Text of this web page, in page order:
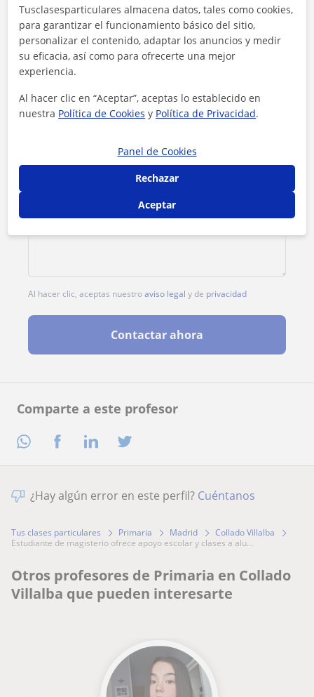
Comparte a este profesor
Tarifa 14€/h
1ª clase gratis
Al hacer clic, aceptas nuestroaviso legal y de privacidad
Contactar ahora
¿Hay algún error en este perfil? Cuéntanos
Tus clases particulares Primaria Madrid
Collado Villalba
estudiante de magisterio ofrece apoyo escolar y clases a alu...
Otros profesores de Primaria en Collado
Villalba que pueden interesarte
Tusclasesparticulares almacena datos, tales como cookies,
para garantizar el funcionamiento básico del sitio,
personalizar el contenido, adaptar los anuncios y medir
su eficacia, así como para ofrecerte una mejor
experiencia.
Al hacer clic en “Aceptar”, aceptas lo establecido en
nuestra Política de Cookies y Política de Privacidad.
Panel de Cookies
Rechazar
Aceptar